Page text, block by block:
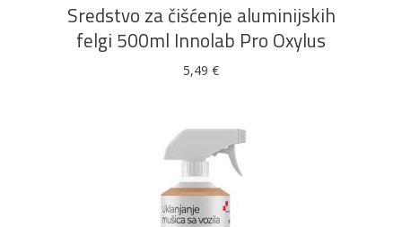
Sredstvo za čišćenje aluminijskih
felgi 500ml Innolab Pro Oxylus
5,49 €